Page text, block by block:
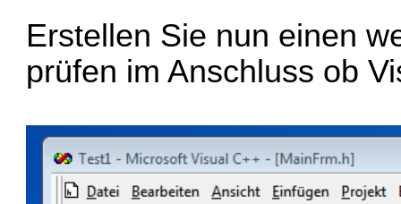
Erstellen Sie nun einen
prüfen im Anschluss ob